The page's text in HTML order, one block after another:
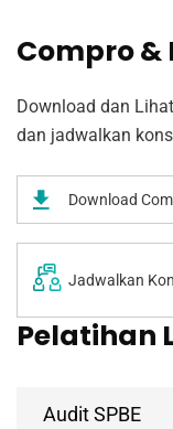
Compro
Download dan
dan jadwalkan
Download
Jadwalkan
Pelatihan
Audit SPBE